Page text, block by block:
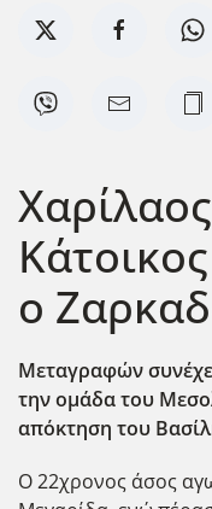
ο
Μεταγραφών
την ομάδα του
απόκτηση του
Ο 22χρονος άσος